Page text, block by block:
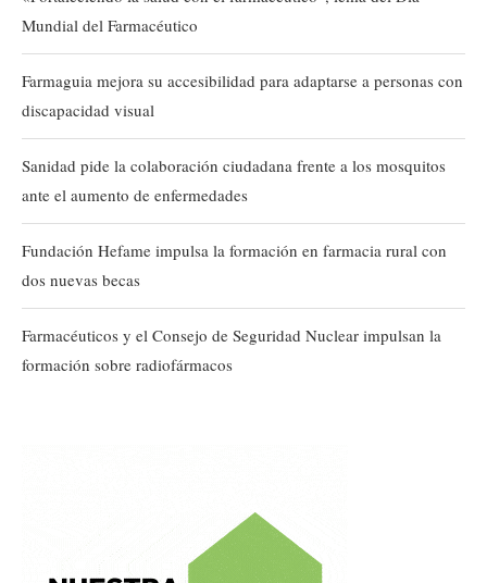
Mundial del Farmacéutico
Farmaguia mejora su accesibilidad para adaptarse a personas con
discapacidad visual
Sanidad pide la colaboración ciudadana frente a los mosquitos
ante el aumento de enfermedades
Fundación Hefame impulsa la formación en farmacia rural con
dos nuevas becas
Farmacéuticos y el Consejo de Seguridad Nuclear impulsan la
formación sobre radiofármacos